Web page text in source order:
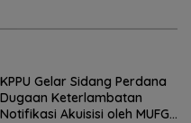
KPPU Gelar Sidang Perdana
Dugaan Keterlambatan
Notifikasi Akuisisi oleh MUFG